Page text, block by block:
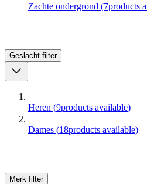
Zachte ondergrond (7products
Geslacht filter
Heren (9products available)
Dames (18products available)
Merk filter